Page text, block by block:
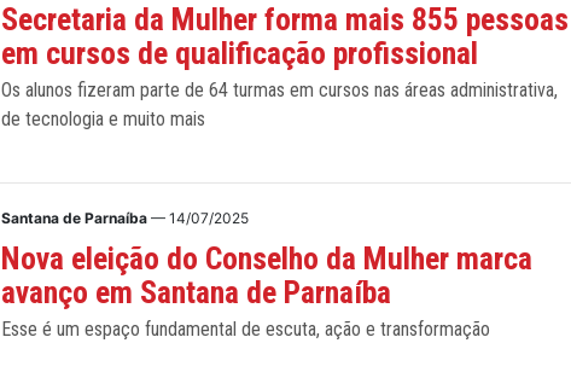
Secretaria da Mulher forma mais 855 pessoas
em cursos de qualificação profissional
Os alunos fizeram parte de 64 turmas em cursos nas áreas administrativa,
de tecnologia e muito mais
Santana de Parnaíba— 14/07/2025
Nova eleição do Conselho da Mulher marca
avanço em Santana de Parnaíba
Esse é um espaço fundamental de escuta, ação e transformação